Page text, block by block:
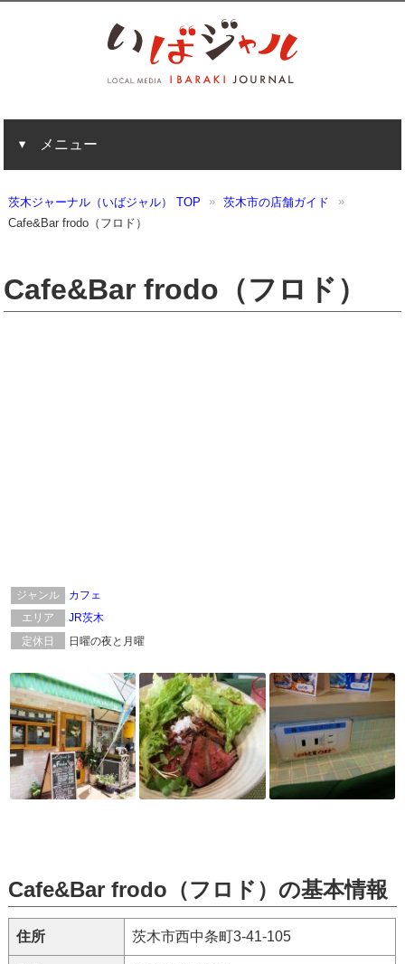
メニュー
茨木ジャーナル（いばジャル） TOP
茨木市の店舗ガイド
Cafe&Bar frodo（フロド）
Cafe&Bar frodo（フロド）
ジャンル
カフェ
エリア
JR茨木
定休日
日曜の夜と月曜
Cafe&Bar frodo（フロド）の基本情報
住所 茨木市西中条町3-41-105